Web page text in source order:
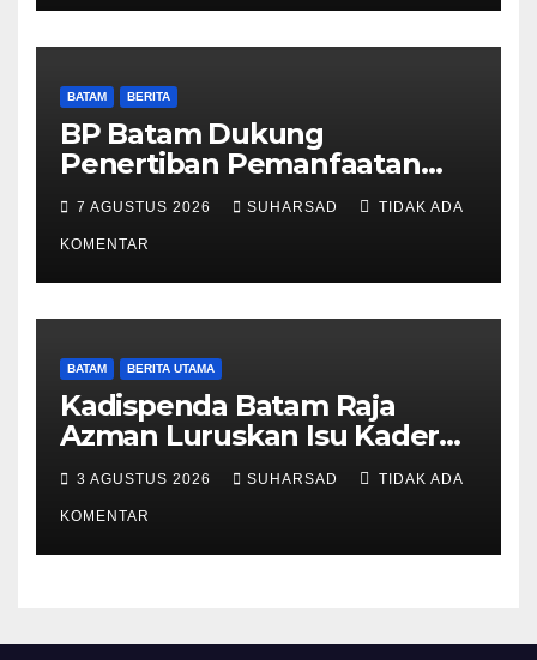
BATAM BERITA
BP Batam Dukung
Penertiban Pemanfaatan
Ruang Laut Sesuai
Ketentuan Peraturan
Perundang-undangan
7 AGUSTUS 2026 SUHARSAD TIDAK ADA
KOMENTAR
BATAM BERITA UTAMA
Kadispenda Batam Raja
Azman Luruskan Isu Kader
Pajak RT/RW: Bukan Petugas
Pajak Permanen, Hanya
Pendataan untuk Digitalisasi
hingga 2030
3 AGUSTUS 2026 SUHARSAD TIDAK ADA
KOMENTAR